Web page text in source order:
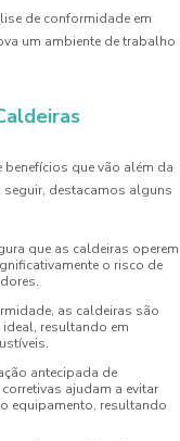
de conformidade em
um ambiente de trabalho
que vão além da
destacamos alguns
que as caldeiras operem
o risco de
as caldeiras são
resultando em
antecipada de
ajudam a evitar
equipamento, resultando